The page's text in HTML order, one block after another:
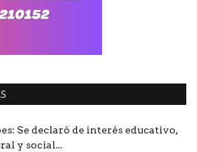
Se declaró de interés educativo,
y social...